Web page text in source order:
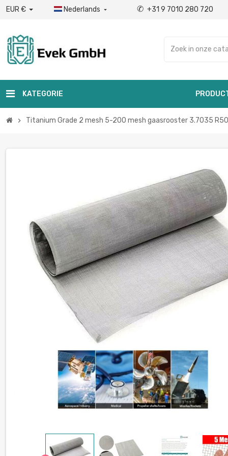
EUR € Nederlands  ✆ +31 9 7010 280 720
KATEGORIE
chevron_right Titanium Grade 2 mesh 5-200 mesh gaasrooster 3.7035